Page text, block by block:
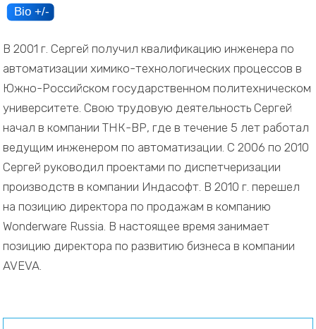
В 2001 г. Сергей получил квалификацию инженера по
автоматизации химико-технологических процессов в
Южно-Российском государственном политехническом
университете. Свою трудовую деятельность Сергей
начал в компании ТНК-ВР, где в течение 5 лет работал
ведущим инженером по автоматизации. С 2006 по 2010
Сергей руководил проектами по диспетчеризации
производств в компании Индасофт. В 2010 г. перешел
на позицию директора по продажам в компанию
Wonderware Russia. В настоящее время занимает
позицию директора по развитию бизнеса в компании
AVEVA.